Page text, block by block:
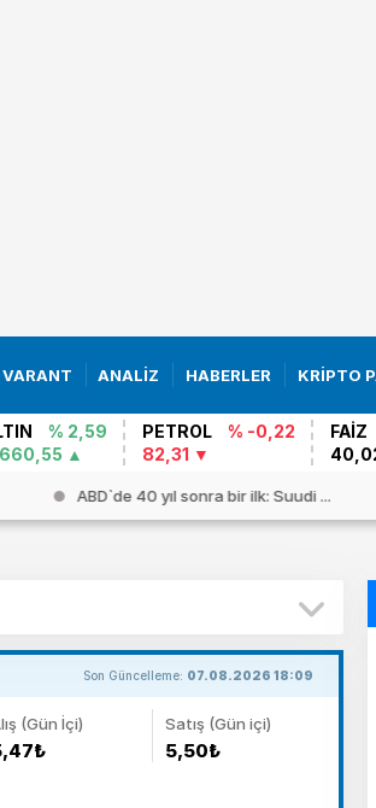
VARANT ANALİZ HABERLER KRİPTO
% 2,59
PETROL
% -0,22
82,31
FAİZ
ABD`de 40 yıl sonra bir ilk: Suudi ...
Son Güncelleme: 07.08.2026 18:09
(Gün İçi) Satış (Gün içi)
5,50₺